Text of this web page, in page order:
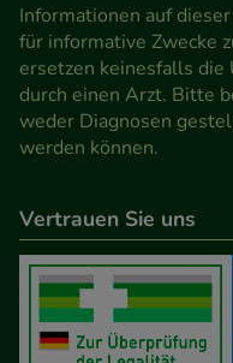
Informationen auf
für informative Zwecke
ersetzen keinesfalls die
durch einen Arzt. Bitte
weder Diagnosen
werden können.
Vertrauen Sie uns